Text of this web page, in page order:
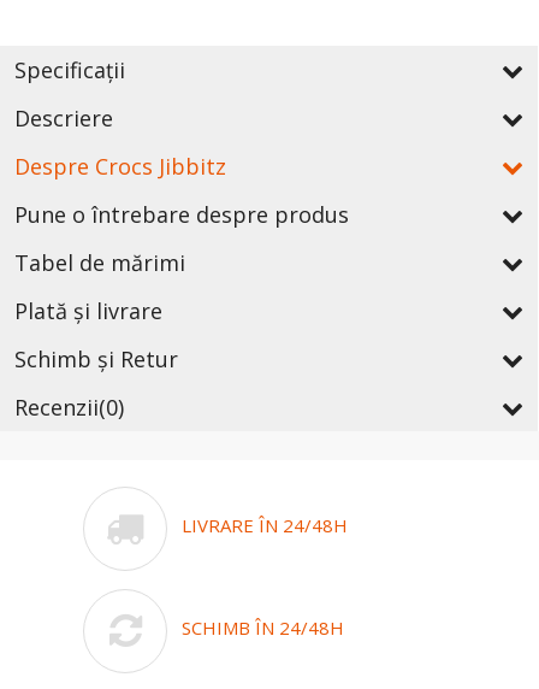
Specificații
Descriere
Despre Crocs Jibbitz
Pune o întrebare despre produs
Tabel de mărimi
Plată și livrare
Schimb și Retur
Recenzii(0)
LIVRARE ÎN 24/48H
SCHIMB ÎN 24/48H